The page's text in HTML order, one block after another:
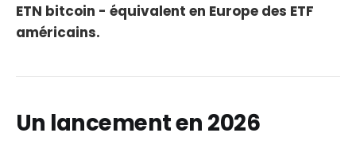
ETN bitcoin - équivalent en Europe des ETF
américains.
Un lancement en 2026